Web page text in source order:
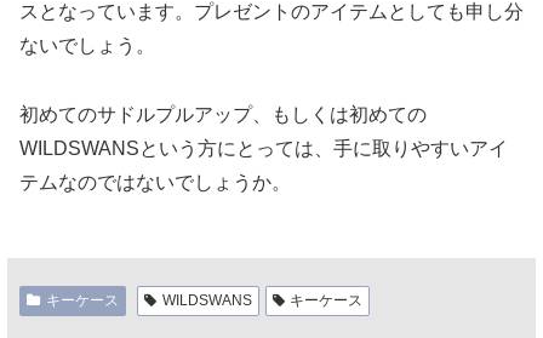
スとなっています。プレゼントのアイテムとしても申し分
ないでしょう。
初めてのサドルプルアップ、もしくは初めての
WILDSWANSという方にとっては、手に取りやすいアイ
テムなのではないでしょうか。
キーケース WILDSWANS キーケース